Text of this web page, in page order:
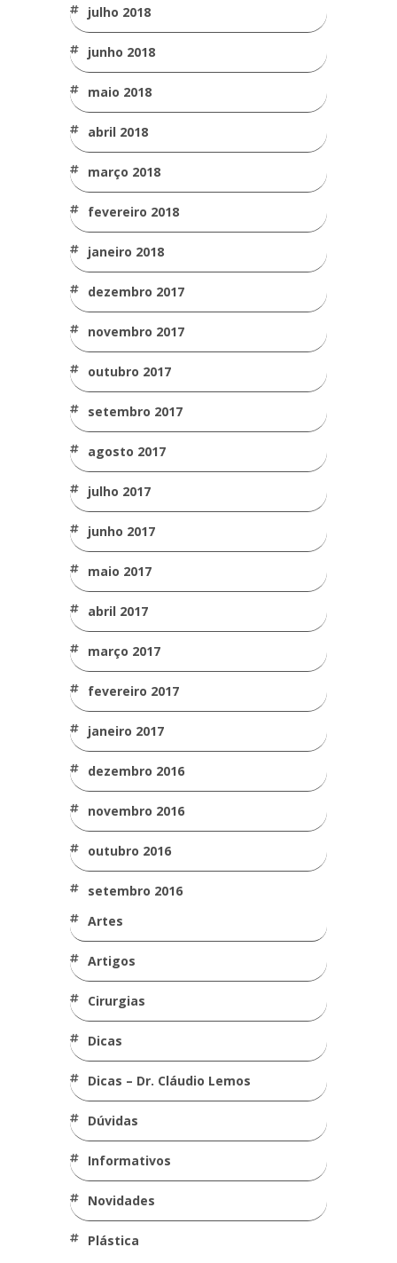
julho 2018
junho 2018
maio 2018
abril 2018
março 2018
fevereiro 2018
janeiro 2018
dezembro 2017
novembro 2017
outubro 2017
setembro 2017
agosto 2017
julho 2017
junho 2017
maio 2017
abril 2017
março 2017
fevereiro 2017
janeiro 2017
dezembro 2016
novembro 2016
outubro 2016
setembro 2016
Artes
Artigos
Cirurgias
Dicas
Dicas – Dr. Cláudio Lemos
Dúvidas
Informativos
Novidades
Plástica